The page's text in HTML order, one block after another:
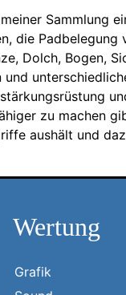
Sammlung
die
Dolch, Bogen,
zu machen
aushält und
Wertung
Grafik